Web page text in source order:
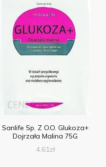
Sanlife Sp. Z O.O. Glukoza+
Dojrzała Malina 75G
4,61zł